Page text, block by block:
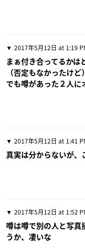
2017年5月12日 at 1:19
まぁ付き合ってるか
（否定もなかったけど）
でも噂があった２人に
2017年5月12日 at 1:41
真実は分からないが、
2017年5月12日 at 1:52
噂は噂で別の人と写真
うか、凄いな